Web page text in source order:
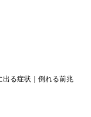
出る症状｜倒れる前兆